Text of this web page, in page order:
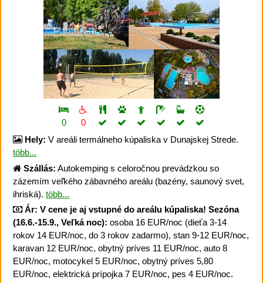
0
0
Hely: V areáli termálneho kúpaliska v Dunajskej Strede.
több...
Szállás: Autokemping s celoročnou prevádzkou so
zázemím veľkého zábavného areálu (bazény, saunový svet,
ihriská). több...
Ár: V cene je aj vstupné do areálu kúpaliska! Sezóna
(16.6.-15.9., Veľká noc): osoba 16 EUR/noc (dieťa 3-14
rokov 14 EUR/noc, do 3 rokov zadarmo), stan 9-12 EUR/noc,
karavan 12 EUR/noc, obytný príves 11 EUR/noc, auto 8
EUR/noc, motocykel 5 EUR/noc, obytný príves 5,80
EUR/noc, elektrická prípojka 7 EUR/noc, pes 4 EUR/noc.